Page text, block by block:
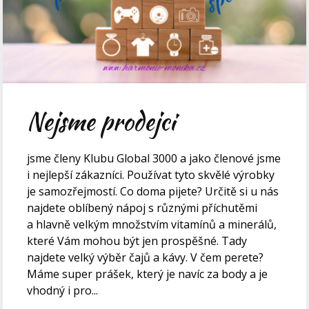
Nejsme prodejci
jsme členy Klubu Global 3000 a jako členové jsme
i nejlepší zákazníci. Používat tyto skvělé výrobky
je samozřejmostí. Co doma pijete? Určitě si u nás
najdete oblíbený nápoj s různými příchutěmi
a hlavně velkým množstvím vitamínů a minerálů,
které Vám mohou být jen prospěšné. Tady
najdete velký výběr čajů a kávy. V čem perete?
Máme super prášek, který je navíc za body a je
vhodný i pro...